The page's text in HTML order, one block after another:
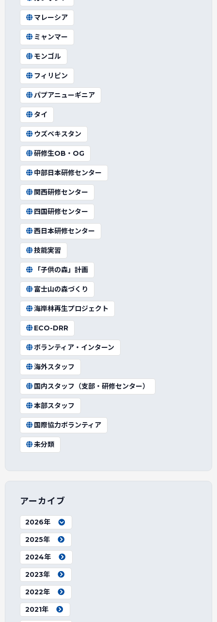
マレーシア
ミャンマー
モンゴル
フィリピン
パプアニューギニア
タイ
ウズベキスタン
研修生OB・OG
中部日本研修センター
関西研修センター
四国研修センター
西日本研修センター
技能実習
「子供の森」計画
富士山の森づくり
海岸林再生プロジェクト
ECO-DRR
ボランティア・インターン
海外スタッフ
国内スタッフ（支部・研修センター）
本部スタッフ
国際協力ボランティア
未分類
アーカイブ
2026年
2025年
2024年
2023年
2022年
2021年